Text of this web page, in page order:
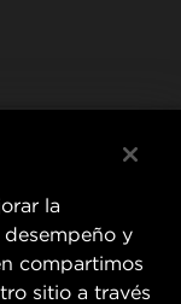
la
y
compartimos
sitio a través